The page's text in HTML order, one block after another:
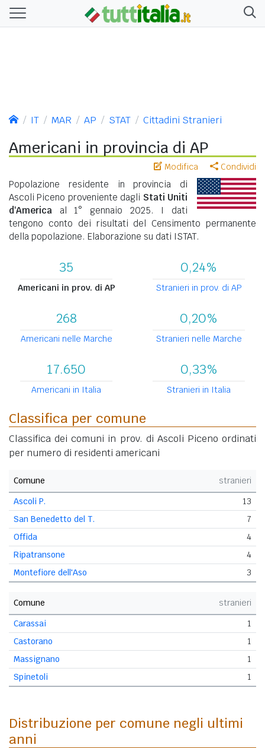
IT MAR AP STAT Cittadini Stranieri
Americani in provincia di AP
Modifica Condividi
Popolazione residente in provincia di
Ascoli Piceno proveniente dagli Stati Uniti
d'America al 1° gennaio 2025. I dati
tengono conto dei risultati del Censimento permanente
della popolazione. Elaborazione su dati ISTAT.
35
Americani in prov. di AP
0,24%
Stranieri in prov. di AP
268
Americani nelle Marche
0,20%
Stranieri nelle Marche
17.650
Americani in Italia
0,33%
Stranieri in Italia
Classifica per comune
Classifica dei comuni in prov. di Ascoli Piceno ordinati
per numero di residenti americani
Comune
stranieri
Ascoli P.
13
San Benedetto del T.
7
Offida
4
Ripatransone
4
Montefiore dell'Aso
3
Comune
stranieri
Carassai
1
Castorano
1
Massignano
1
Spinetoli
1
Distribuzione per comune negli ultimi
anni